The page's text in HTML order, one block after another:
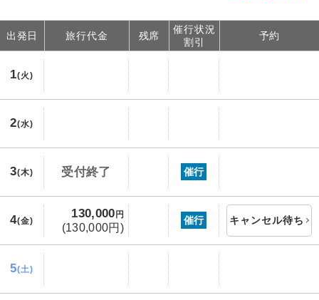
出発日 旅行代金 残席
催行状況
割引
予約
1(火)
2(水)
3(木) 受付終了 催行
4(金)
130,000 円
(130,000円)
催行 キャンセル待ち
5(土)